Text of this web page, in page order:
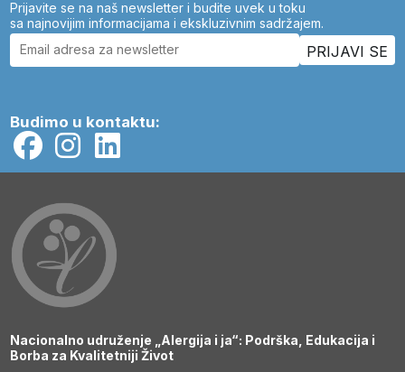
Prijavite se na naš newsletter i budite uvek u toku
sa najnovijim informacijama i ekskluzivnim sadržajem.
Budimo u kontaktu:
Nacionalno udruženje „Alergija i ja“: Podrška, Edukacija i
Borba za Kvalitetniji Život